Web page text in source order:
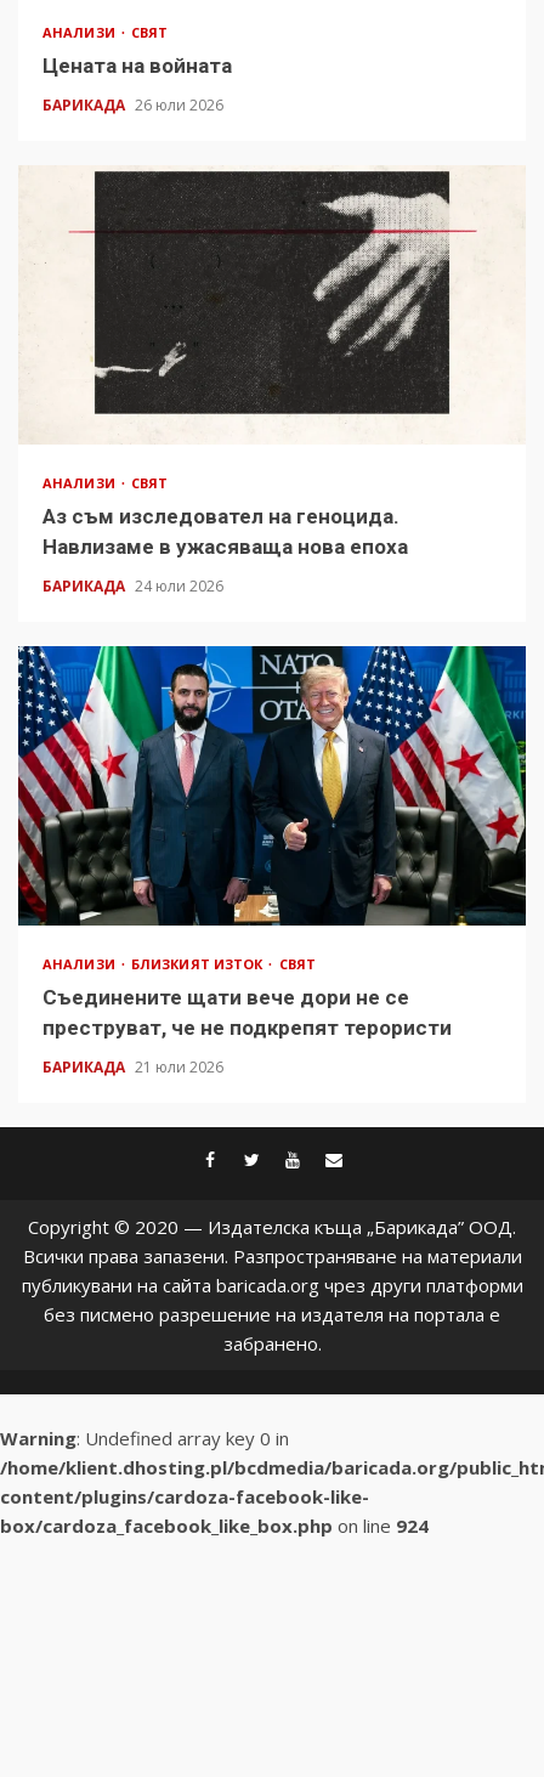
АНАЛИЗИ СВЯТ
Цената на войната
БАРИКАДА 26 юли 2026
АНАЛИЗИ СВЯТ
Аз съм изследовател на геноцида.
Навлизаме в ужасяваща нова епоха
БАРИКАДА 24 юли 2026
АНАЛИЗИ БЛИЗКИЯТ ИЗТОК СВЯТ
Съединените щати вече дори не се
преструват, че не подкрепят терористи
БАРИКАДА 21 юли 2026
facebook
twitter
youtube
Copyright © 2020 — Издателска къща „Барикада” ООД.
Всички права запазени. Разпространяване на материали
публикувани на сайта baricada.org чрез други платформи
без писмено разрешение на издателя на портала е
забранено.
Warning: Undefined array key 0 in
/home/klient.dhosting.pl/bcdmedia/baricada.org/
content/plugins/cardoza-facebook-like-
box/cardoza_facebook_like_box.php on line 924